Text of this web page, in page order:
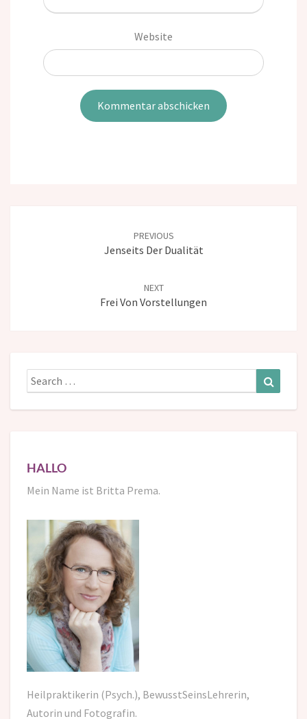
Website
PREVIOUS
Jenseits Der Dualität
NEXT
Frei Von Vorstellungen
Search
for:
HALLO
Mein Name ist Britta Prema.
Heilpraktikerin (Psych.), BewusstSeinsLehrerin,
Autorin und Fotografin.